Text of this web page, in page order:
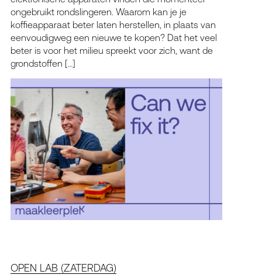
ongebruikt rondslingeren. Waarom kan je je
koffieapparaat beter laten herstellen, in plaats van
eenvoudigweg een nieuwe te kopen? Dat het veel
beter is voor het milieu spreekt voor zich, want de
grondstoffen […]
OPEN LAB (ZATERDAG)